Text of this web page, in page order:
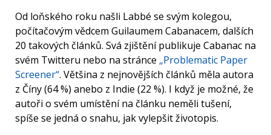
Od loňského roku našli Labbé se svým kolegou,
počítačovým vědcem Guilaumem Cabanacem, dalších
20 takových článků. Svá zjištění publikuje Cabanac na
svém Twitteru nebo na stránce „Problematic Paper
Screener“. Většina z nejnovějších článků měla autora
z Číny (64 %) anebo z Indie (22 %). I když je možné, že
autoři o svém umístění na článku neměli tušení,
spíše se jedná o snahu, jak vylepšit životopis.